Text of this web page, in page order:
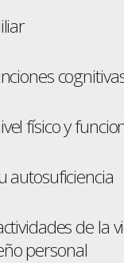
físico y
autosuficiencia
de la
personal